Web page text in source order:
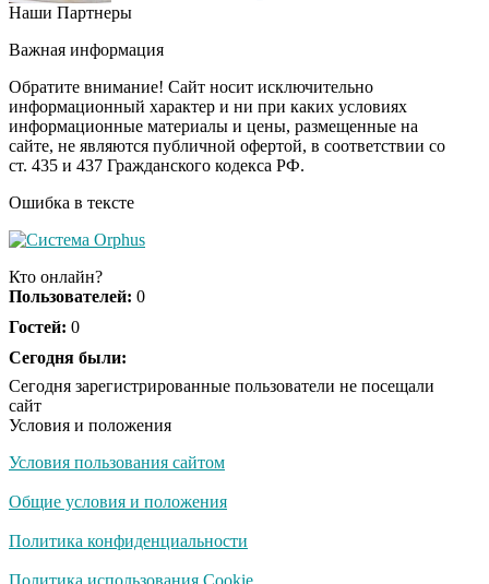
Этот танец невесты
Пересмотрела 10 раз
i
Ролик длится пару
секунд, но вы будете в
шоке от увиденного
Ролик из Омска: вы
Ржу не переставая, это
не раз
Скрытая камера на
люди вытворяют, когда
Ролик длится
Наши Партнеры
Важная информация
Обратите внимание! Сайт носит исключительно
информационный характер и ни при каких условиях
информационные материалы и цены, размещенные на
сайте, не являются публичной офертой, в соответствии со
ст. 435 и 437 Гражданского кодекса РФ.
Ошибка в тексте
Кто онлайн?
Пользователей: 0
Гостей: 0
Сегодня были:
Сегодня зарегистрированные пользователи не посещали
сайт
Условия и положения
Условия пользования сайтом
Общие условия и положения
Политика конфиденциальности
Политика использования Cookie